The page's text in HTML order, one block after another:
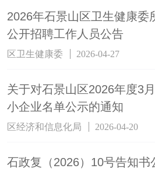
2026年石景山区卫生健康委
公开招聘工作人员公告
区卫生健康委 2026-04-27
关于对石景山区2026年度3
小企业名单公示的通知
区经济和信息化局 2026-04-20
石政复（2026）10号告知书